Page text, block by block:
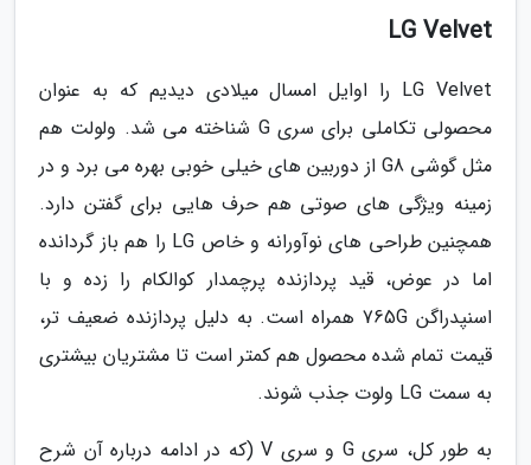
LG Velvet
LG Velvet را اوایل امسال میلادی دیدیم که به عنوان
محصولی تکاملی برای سری G شناخته می شد. ولولت هم
مثل گوشی G8 از دوربین های خیلی خوبی بهره می برد و در
زمینه ویژگی های صوتی هم حرف هایی برای گفتن دارد.
همچنین طراحی های نوآورانه و خاص LG را هم باز گردانده
اما در عوض، قید پردازنده پرچمدار کوالکام را زده و با
اسنپدراگن 765G همراه است. به دلیل پردازنده ضعیف تر،
قیمت تمام شده محصول هم کمتر است تا مشتریان بیشتری
به سمت LG ولوت جذب شوند.
به طور کل، سری G و سری V (که در ادامه درباره آن شرح